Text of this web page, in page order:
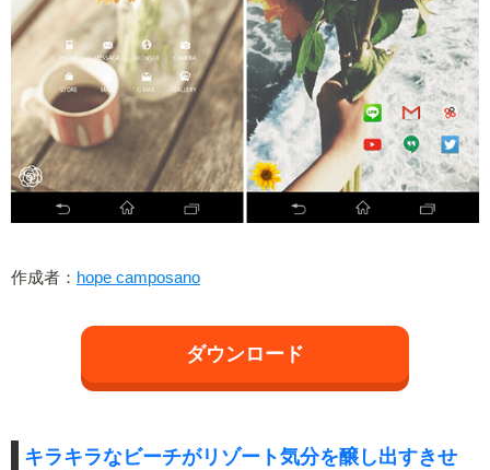
作成者： hope camposano
ダウンロード
キラキラなビーチがリゾート気分を醸し出すきせ